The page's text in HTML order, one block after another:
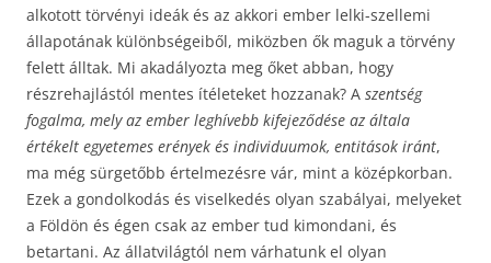
alkotott törvényi ideák és az akkori ember lelki-szellemi
állapotának különbségeiből, miközben ők maguk a törvény
felett álltak. Mi akadályozta meg őket abban, hogy
részrehajlástól mentes ítéleteket hozzanak? A szentség
fogalma, mely az ember leghívebb kifejeződése az általa
értékelt egyetemes erények és individuumok, entitások iránt,
ma még sürgetőbb értelmezésre vár, mint a középkorban.
Ezek a gondolkodás és viselkedés olyan szabályai, melyeket
a Földön és égen csak az ember tud kimondani, és
betartani. Az állatvilágtól nem várhatunk el olyan